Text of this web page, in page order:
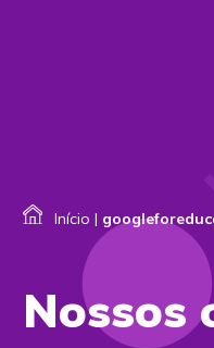
Início |
Nossos